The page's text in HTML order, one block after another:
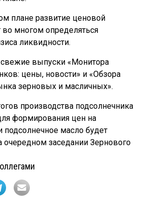
плане развитие ценовой
во многом определяться
ликвидности.
выпуски «Монитора
цены, новости» и «Обзора
зерновых и масличных».
производства подсолнечника
формирования цен на
подсолнечное масло будет
очередном заседании Зернового